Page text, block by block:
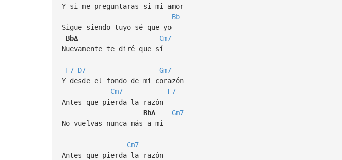
Y si me preguntaras si mi amor
Bb
Sigue siendo tuyo sé que yo
Bb∆
Cm7
Nuevamente te diré que sí
F7 D7
Gm7
Y desde el fondo de mi corazón
Cm7
F7
Antes que pierda la razón
Bb∆
Gm7
No vuelvas nunca más a mí
Cm7
Antes que pierda la razón